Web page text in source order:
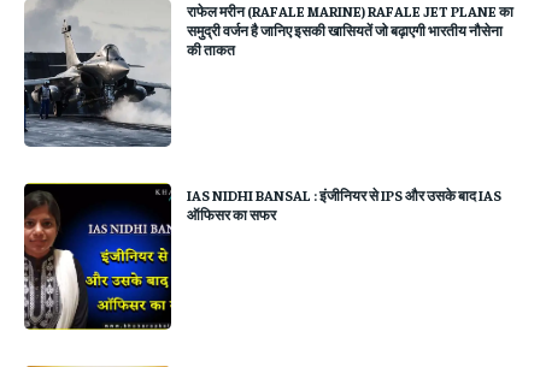
राफेल मरीन (RAFALE MARINE) RAFALE JET PLANE का
समुद्री वर्जन है जानिए इसकी खासियतें जो बढ़ाएगी भारतीय नौसेना
की ताकत
IAS NIDHI BANSAL : इंजीनियर से IPS और उसके बाद IAS
ऑफिसर का सफर